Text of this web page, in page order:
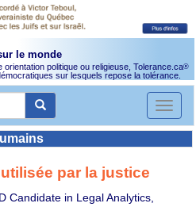
le monde
politique ou religieuse, Tolerance.ca®
sur lesquels repose la tolérance.
Toggle
par la justice
Candidate in Legal Analytics,